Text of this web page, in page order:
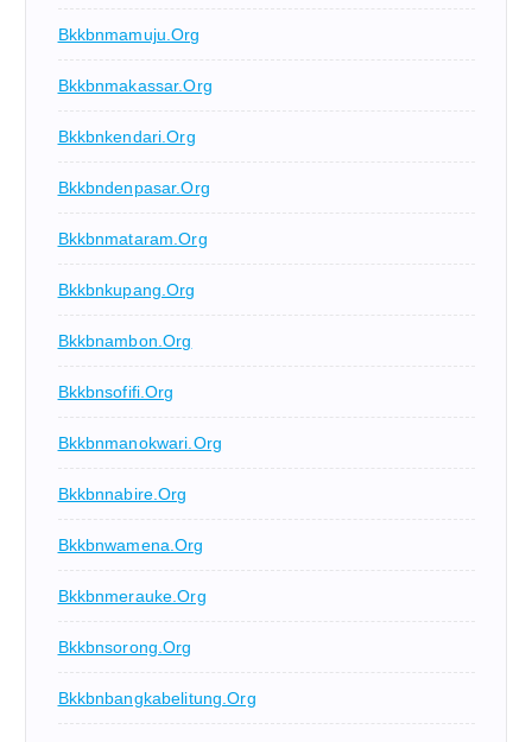
Bkkbnmamuju.org
Bkkbnmakassar.org
Bkkbnkendari.org
Bkkbndenpasar.org
Bkkbnmataram.org
Bkkbnkupang.org
Bkkbnambon.org
Bkkbnsofifi.org
Bkkbnmanokwari.org
Bkkbnnabire.org
Bkkbnwamena.org
Bkkbnmerauke.org
Bkkbnsorong.org
Bkkbnbangkabelitung.org